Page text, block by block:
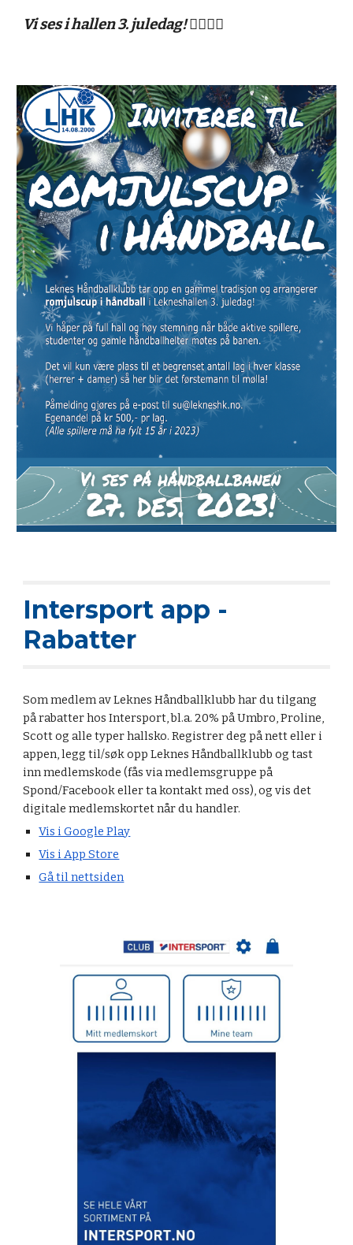
Vi ses i hallen 3. juledag! 🤾‍♂️🤾‍♀️
Intersport app -
Rabatter
Som medlem av Leknes Håndballklubb har du tilgang
på rabatter hos Intersport, bl.a. 20% på Umbro, Proline,
Scott og alle typer hallsko. Registrer deg på nett eller i
appen, legg til/søk opp Leknes Håndballklubb og tast
inn medlemskode (fås via medlemsgruppe på
Spond/Facebook eller ta kontakt med oss), og vis det
digitale medlemskortet når du handler.
Vis i Google Play
Vis i App Store
Gå til nettsiden